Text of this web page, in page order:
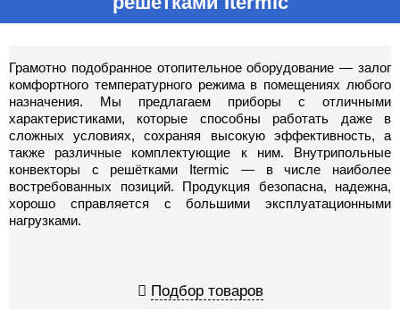
Грамотно подобранное отопительное оборудование — залог
комфортного температурного режима в помещениях любого
назначения. Мы предлагаем приборы с отличными
характеристиками, которые способны работать даже в
сложных условиях, сохраняя высокую эффективность, а
также различные комплектующие к ним. Внутрипольные
конвекторы с решётками Itermic — в числе наиболее
востребованных позиций. Продукция безопасна, надежна,
хорошо справляется с большими эксплуатационными
нагрузками.
Подбор товаров